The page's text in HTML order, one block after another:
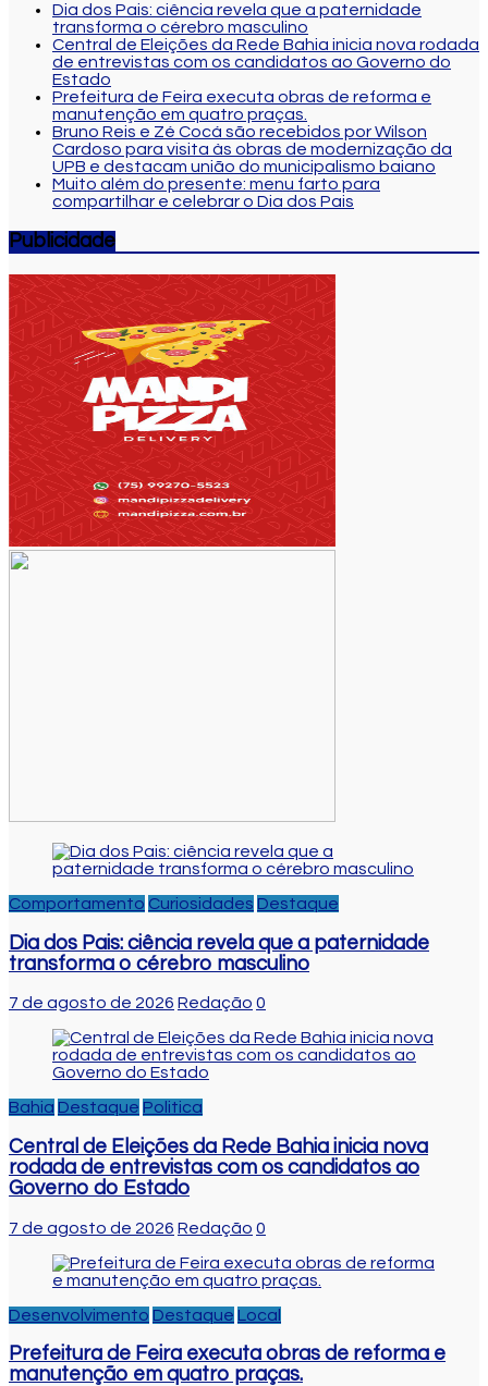
Dia dos Pais: ciência revela que a paternidade
transforma o cérebro masculino
Central de Eleições da Rede Bahia inicia nova rodada
de entrevistas com os candidatos ao Governo do
Estado
Prefeitura de Feira executa obras de reforma e
manutenção em quatro praças.
Bruno Reis e Zé Cocá são recebidos por Wilson
Cardoso para visita às obras de modernização da
UPB e destacam união do municipalismo baiano
Muito além do presente: menu farto para
compartilhar e celebrar o Dia dos Pais
Publicidade
Comportamento Curiosidades Destaque
Dia dos Pais: ciência revela que a paternidade
transforma o cérebro masculino
7 de agosto de 2026 Redação 0
Bahia Destaque Politica
Central de Eleições da Rede Bahia inicia nova
rodada de entrevistas com os candidatos ao
Governo do Estado
7 de agosto de 2026 Redação 0
Desenvolvimento Destaque Local
Prefeitura de Feira executa obras de reforma e
manutenção em quatro praças.